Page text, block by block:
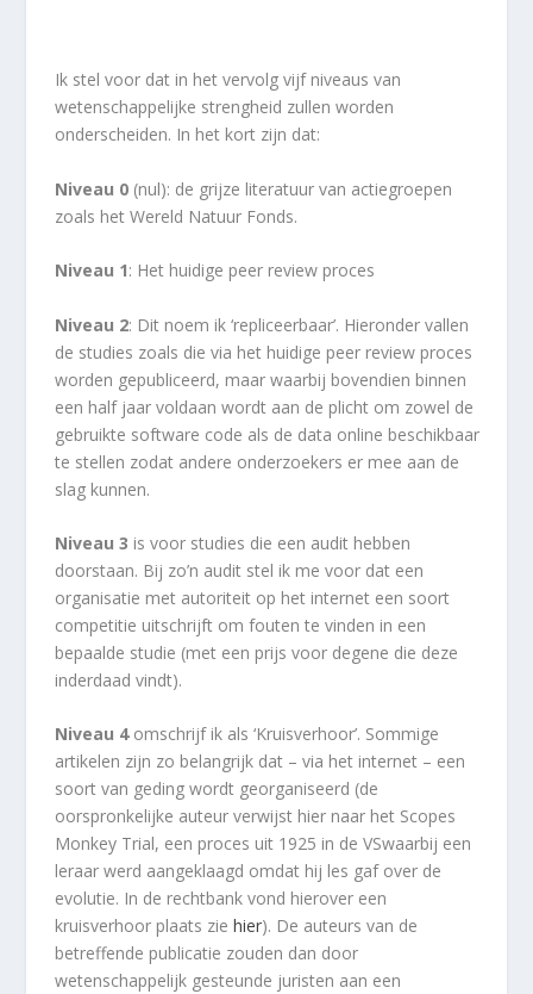
Ik stel voor dat in het vervolg vijf niveaus van
wetenschappelijke strengheid zullen worden
onderscheiden. In het kort zijn dat:
Niveau 0 (nul): de grijze literatuur van actiegroepen
zoals het Wereld Natuur Fonds.
Niveau 1: Het huidige peer review proces
Niveau 2: Dit noem ik ‘repliceerbaar’. Hieronder vallen
de studies zoals die via het huidige peer review proces
worden gepubliceerd, maar waarbij bovendien binnen
een half jaar voldaan wordt aan de plicht om zowel de
gebruikte software code als de data online beschikbaar
te stellen zodat andere onderzoekers er mee aan de
slag kunnen.
Niveau 3 is voor studies die een audit hebben
doorstaan. Bij zo’n audit stel ik me voor dat een
organisatie met autoriteit op het internet een soort
competitie uitschrijft om fouten te vinden in een
bepaalde studie (met een prijs voor degene die deze
inderdaad vindt).
Niveau 4omschrijf ik als ‘Kruisverhoor’. Sommige
artikelen zijn zo belangrijk dat – via het internet – een
soort van geding wordt georganiseerd (de
oorspronkelijke auteur verwijst hier naar het Scopes
Monkey Trial, een proces uit 1925 in de VSwaarbij een
leraar werd aangeklaagd omdat hij les gaf over de
evolutie. In de rechtbank vond hierover een
kruisverhoor plaats ziehier). De auteurs van de
betreffende publicatie zouden dan door
wetenschappelijk gesteunde juristen aan een